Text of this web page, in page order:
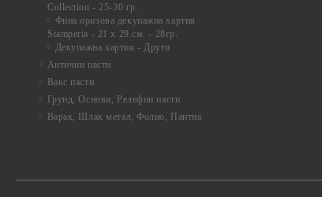
Collection - 25-30 гр.
Фина оризова декупажна хартия
Stamperia - 21 х 29.см. - 28гр.
Декупажна хартия - Други
Антични пасти
Вакс пасти
Грунд, Основи, Релефни пасти
Варак, Шлак метал, Фолио, Пантна